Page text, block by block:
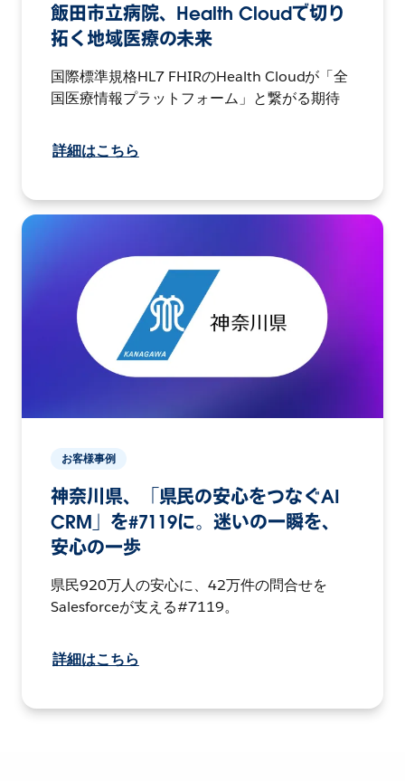
飯田市立病院、Health Cloudで切り
拓く地域医療の未来
国際標準規格HL7 FHIRのHealth Cloudが「全
国医療情報プラットフォーム」と繋がる期待
詳細はこちら
お客様事例
神奈川県、「県民の安心をつなぐAI
CRM」を#7119に。迷いの一瞬を、
安心の一歩
県民920万人の安心に、42万件の問合せを
Salesforceが支える#7119。
詳細はこちら